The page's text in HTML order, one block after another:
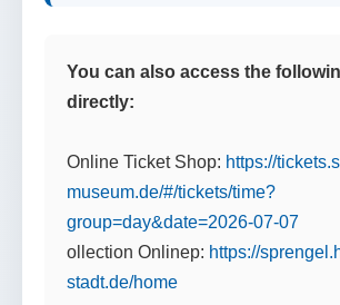
You can also access the
directly:
Online Ticket Shop: https://
museum.de/#/tickets/time?
group=day&date=2026-07-07
ollection Onlinep: https://
stadt.de/home